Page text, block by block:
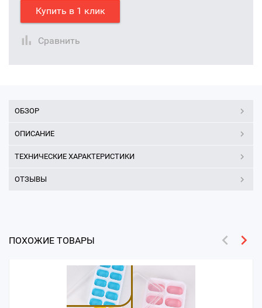
Купить в 1 клик
Сравнить
ОБЗОР
ОПИСАНИЕ
ТЕХНИЧЕСКИЕ ХАРАКТЕРИСТИКИ
ОТЗЫВЫ
ПОХОЖИЕ ТОВАРЫ